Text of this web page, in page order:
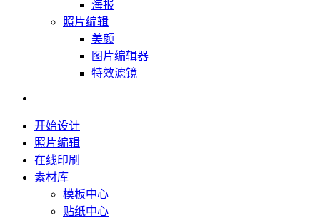
海报
照片编辑
美颜
图片编辑器
特效滤镜
开始设计
照片编辑
在线印刷
素材库
模板中心
贴纸中心